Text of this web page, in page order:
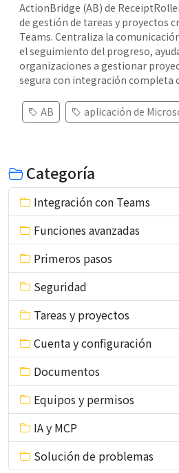
ActionBridge (AB) de
de gestión de tareas y proyectos
Teams. Centraliza la
el seguimiento del progreso,
organizaciones a gestionar
segura con integración completa
AB aplicación de
Categoría
Integración con Teams
Funciones avanzadas
Primeros pasos
Seguridad
Tareas y proyectos
Cuenta y configuración
Documentos
Equipos y permisos
IA y MCP
Solución de problemas